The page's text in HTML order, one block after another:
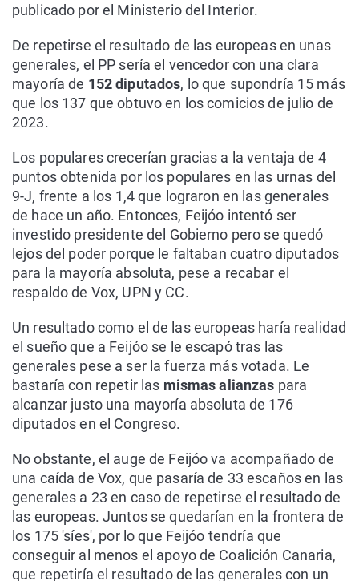
publicado por el Ministerio del Interior.
De repetirse el resultado de las europeas en unas
generales, el PP sería el vencedor con una clara
mayoría de 152 diputados, lo que supondría 15 más
que los 137 que obtuvo en los comicios de julio de
2023.
Los populares crecerían gracias a la ventaja de 4
puntos obtenida por los populares en las urnas del
9-J, frente a los 1,4 que lograron en las generales
de hace un año. Entonces, Feijóo intentó ser
investido presidente del Gobierno pero se quedó
lejos del poder porque le faltaban cuatro diputados
para la mayoría absoluta, pese a recabar el
respaldo de Vox, UPN y CC.
Un resultado como el de las europeas haría realidad
el sueño que a Feijóo se le escapó tras las
generales pese a ser la fuerza más votada. Le
bastaría con repetir las mismas alianzas para
alcanzar justo una mayoría absoluta de 176
diputados en el Congreso.
No obstante, el auge de Feijóo va acompañado de
una caída de Vox, que pasaría de 33 escaños en las
generales a 23 en caso de repetirse el resultado de
las europeas. Juntos se quedarían en la frontera de
los 175 'síes', por lo que Feijóo tendría que
conseguir al menos el apoyo de Coalición Canaria,
que repetiría el resultado de las generales con un